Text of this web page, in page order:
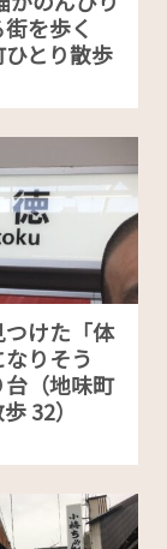
を歩く
ひとり散歩
けた「体
りそう
（地味町
32）